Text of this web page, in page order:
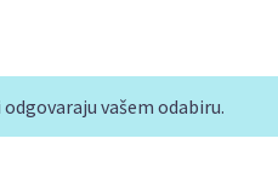
vašem odabiru.